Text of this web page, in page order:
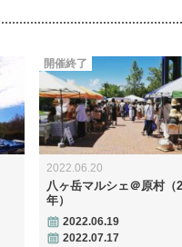
2022.06.20
八ヶ岳マルシェ＠原村（
年）
2022.06.19
2022.07.17
開催終了